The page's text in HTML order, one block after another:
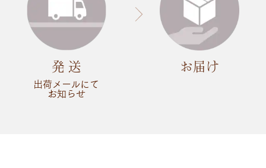
発 送
出荷メールにて
お知らせ
お届け